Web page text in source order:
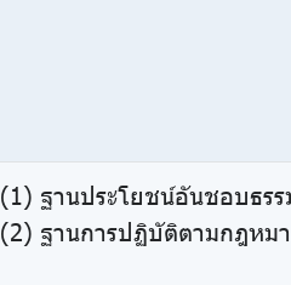
(1) ฐานประโยชน์อันชอบธร
(2) ฐานการปฏิบัติตามกฎหม